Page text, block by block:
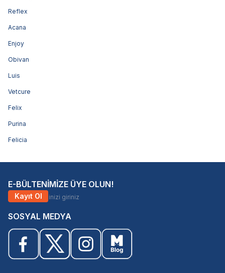
Reflex
Acana
Enjoy
Obivan
Luis
Vetcure
Felix
Purina
Felicia
E-BÜLTENİMİZE ÜYE OLUN!
Kayıt Ol
SOSYAL MEDYA